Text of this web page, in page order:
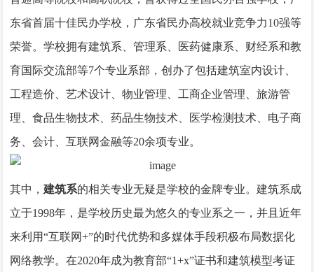
东省首届十佳民办学校，广东省民办高校就业竞争力10强等
荣誉。学校拥有建筑系、管理系、医药健康系、财经系和教
育国际交流部等7个专业系部，创办了包括建筑室内设计、
工程造价、艺术设计、物业管理、工商企业管理、旅游管
理、食品生物技术、药品生物技术、医学检测技术、电子商
务、会计、互联网金融等20余项专业。
其中，建筑系的相关专业无疑是学校的金牌专业。建筑系成
立于1998年，是学校历史最为悠久的专业系之一，并且近年
来利用“互联网+”的时代优势和多媒体手段积极布局数据化
网络教学。在2020年成为教育部“1+x”证书和建筑模型考证